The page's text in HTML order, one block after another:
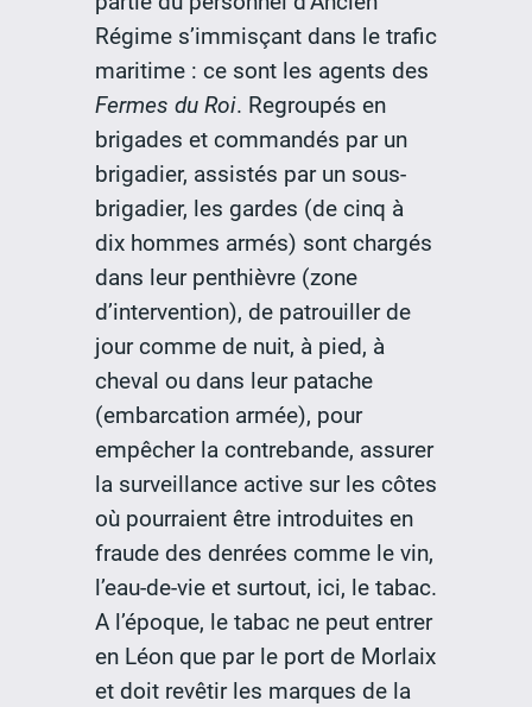
Régime s’immisçant dans le trafic
maritime : ce sont les agents des
Fermes du Roi. Regroupés en
brigades et commandés par un
brigadier, assistés par un sous-
brigadier, les gardes (de cinq à
dix hommes armés) sont chargés
dans leur penthièvre (zone
d’intervention), de patrouiller de
jour comme de nuit, à pied, à
cheval ou dans leur patache
(embarcation armée), pour
empêcher la contrebande, assurer
la surveillance active sur les côtes
où pourraient être introduites en
fraude des denrées comme le vin,
l’eau-de-vie et surtout, ici, le tabac.
A l’époque, le tabac ne peut entrer
en Léon que par le port de Morlaix
et doit revêtir les marques de la